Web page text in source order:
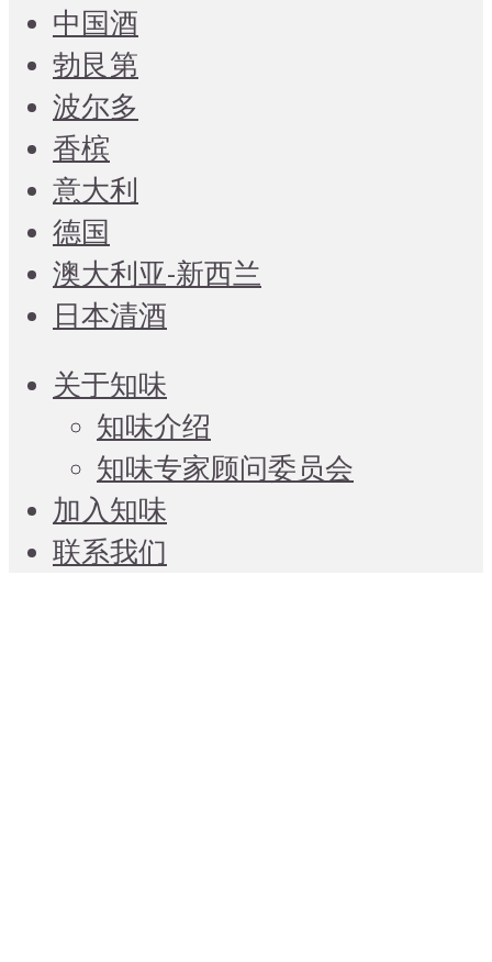
中国酒
勃艮第
波尔多
香槟
意大利
德国
澳大利亚-新西兰
日本清酒
关于知味
知味介绍
知味专家顾问委员会
加入知味
联系我们